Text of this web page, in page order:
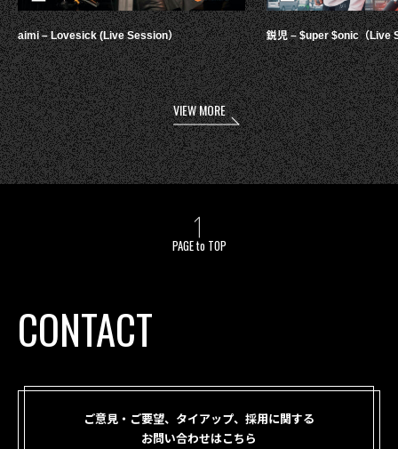
aimi – Lovesick (Live Session） 鋭児 – $uper $onic（Live
VIEW MORE
PAGE to TOP
CONTACT
ご意見・ご要望、タイアップ、採用に関する
お問い合わせはこちら